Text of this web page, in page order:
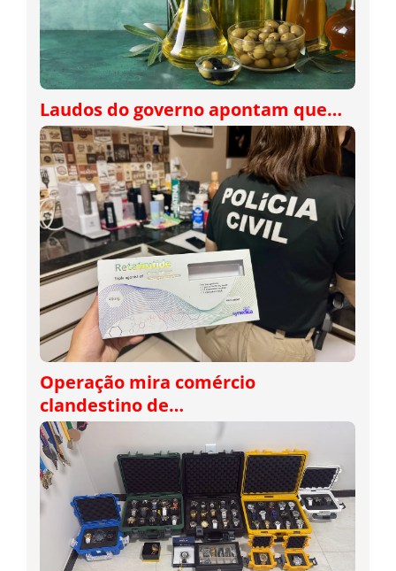
Laudos do governo apontam que…
Operação mira comércio
clandestino de…